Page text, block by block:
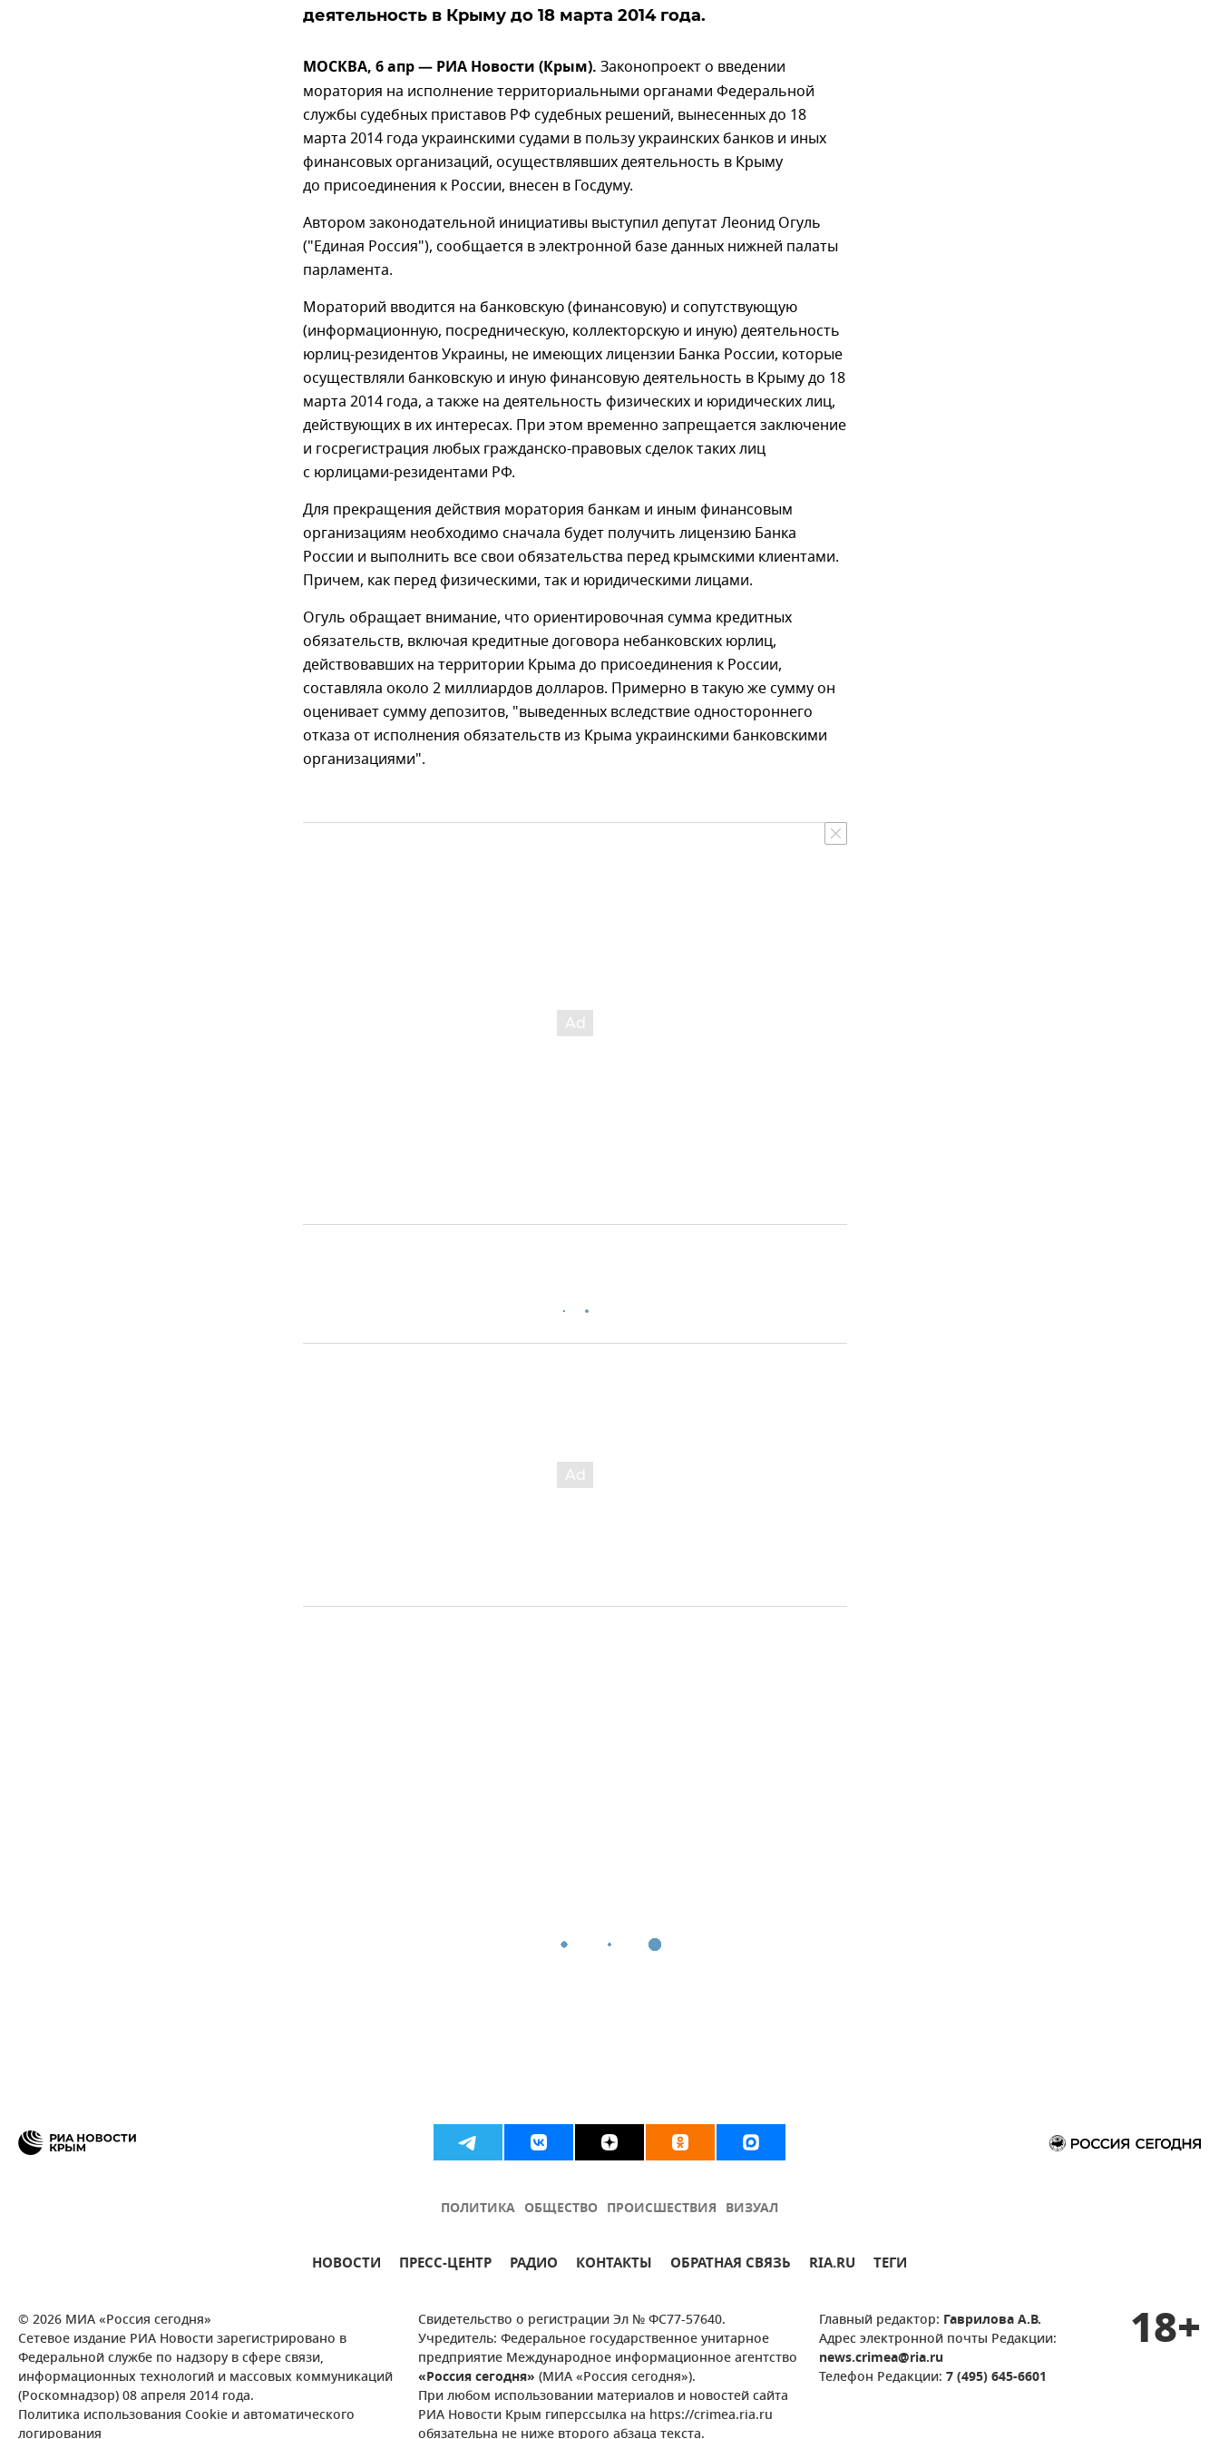
деятельность в Крыму до 18 марта 2014 года.
МОСКВА, 6 апр — РИА Новости (Крым). Законопроект о введении
моратория на исполнение территориальными органами Федеральной
службы судебных приставов РФ судебных решений, вынесенных до 18
марта 2014 года украинскими судами в пользу украинских банков и иных
финансовых организаций, осуществлявших деятельность в Крыму
до присоединения к России, внесен в Госдуму.
Автором законодательной инициативы выступил депутат Леонид Огуль
("Единая Россия"), сообщается в электронной базе данных нижней палаты
парламента.
Мораторий вводится на банковскую (финансовую) и сопутствующую
(информационную, посредническую, коллекторскую и иную) деятельность
юрлиц-резидентов Украины, не имеющих лицензии Банка России, которые
осуществляли банковскую и иную финансовую деятельность в Крыму до 18
марта 2014 года, а также на деятельность физических и юридических лиц,
действующих в их интересах. При этом временно запрещается заключение
и госрегистрация любых гражданско-правовых сделок таких лиц
с юрлицами-резидентами РФ.
Для прекращения действия моратория банкам и иным финансовым
организациям необходимо сначала будет получить лицензию Банка
России и выполнить все свои обязательства перед крымскими клиентами.
Причем, как перед физическими, так и юридическими лицами.
Огуль обращает внимание, что ориентировочная сумма кредитных
обязательств, включая кредитные договора небанковских юрлиц,
действовавших на территории Крыма до присоединения к России,
составляла около 2 миллиардов долларов. Примерно в такую же сумму он
оценивает сумму депозитов, "выведенных вследствие одностороннего
отказа от исполнения обязательств из Крыма украинскими банковскими
организациями".
ПОЛИТИКА ОБЩЕСТВО ПРОИСШЕСТВИЯ ВИЗУАЛ
НОВОСТИ ПРЕСС-ЦЕНТР РАДИО КОНТАКТЫ ОБРАТНАЯ СВЯЗЬ RIA.RU ТЕГИ
© 2026 МИА «Россия сегодня»
Сетевое издание РИА Новости зарегистрировано в
Федеральной службе по надзору в сфере связи,
информационных технологий и массовых коммуникаций
(Роскомнадзор) 08 апреля 2014 года.
Политика использования Cookie и автоматического
Свидетельство о регистрации Эл № ФС77-57640.
Учредитель: Федеральное государственное унитарное
предприятие Международное информационное агентство
«Россия сегодня» (МИА «Россия сегодня»).
При любом использовании материалов и новостей сайта
РИА Новости Крым гиперссылка на https://crimea.ria.ru
Главный редактор: Гаврилова А.В.
Адрес электронной почты Редакции:
news.crimea@ria.ru
Телефон Редакции: 7 (495) 645-6601
18+